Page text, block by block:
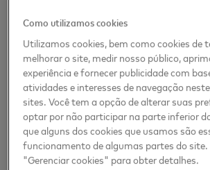
Até 2030, 55% dos brasileiros esperam
transações financeiras sejam em tempo
dos entrevistados acreditam que as lojas
mais pagamentos em dinheiro, enquanto
poder realizar pagamentos por meio de
virtuais e 25% acreditam que não haverá
bancárias – apenas bancos virtuais.
Sobre a pesquisa
As entrevistas online foram conduzidas
Como utilizamos cookies
Utilizamos cookies, bem como cookies de
melhorar o site, medir nosso público,
experiência e fornecer publicidade com
atividades e interesses de navegação
sites. Você tem a opção de alterar suas
optar por não participar na parte inferior
que alguns dos cookies que usamos são
funcionamento de algumas partes do
"Gerenciar cookies" para obter detalhes.